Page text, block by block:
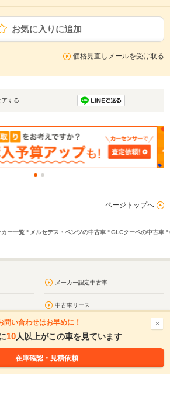
お気に入りに追加
価格見直しメールを受け取る
アする
ページトップへ
ー一覧 メルセデス・ベンツの中古車 GLCクーペの中古車
メーカー認定中古車
中古車リース
閲覧履歴
サイトマップ
在庫確認・見積依頼
問い合わせはお早めに！
10人以上がこの車を見ています
在庫確認・見積依頼